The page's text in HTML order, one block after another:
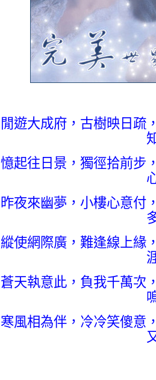
閒遊大成府，古樹映日疏
憶起往日景，獨徑拾前步
昨夜來幽夢，小樓心意付
縱使網際廣，難逢線上緣
蒼天執意此，負我千萬次
寒風相為伴，冷冷笑傻意